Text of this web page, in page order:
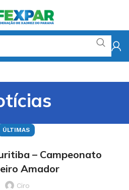
ÚLTIMAS
– Campeonato
Amador
Ciro